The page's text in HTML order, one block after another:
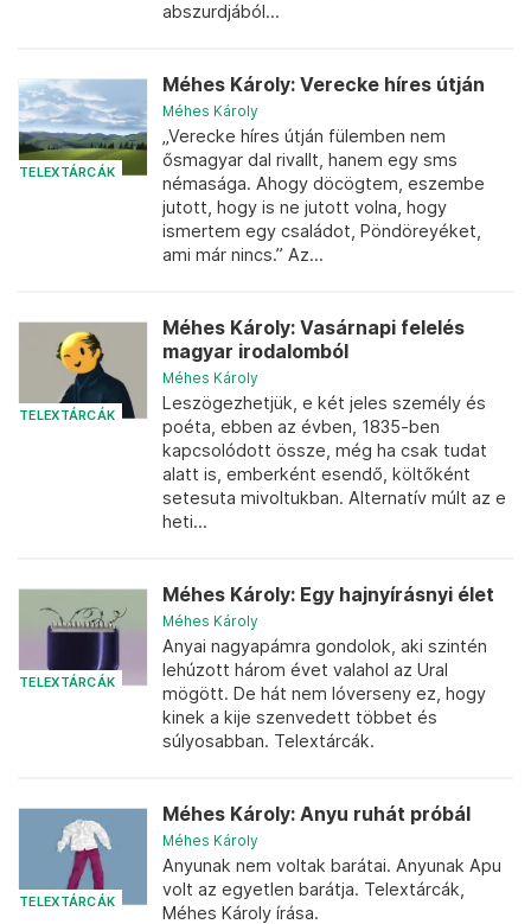
abszurdjából...
TELEXTÁRCÁK
Méhes Károly: Verecke híres útján
Méhes Károly
„Verecke híres útján fülemben nem
ősmagyar dal rivallt, hanem egy sms
némasága. Ahogy döcögtem, eszembe
jutott, hogy is ne jutott volna, hogy
ismertem egy családot, Pöndöreyéket,
ami már nincs.” Az...
TELEXTÁRCÁK
Méhes Károly: Vasárnapi felelés
magyar irodalomból
Méhes Károly
Leszögezhetjük, e két jeles személy és
poéta, ebben az évben, 1835-ben
kapcsolódott össze, még ha csak tudat
alatt is, emberként esendő, költőként
setesuta mivoltukban. Alternatív múlt az e
heti...
TELEXTÁRCÁK
Méhes Károly: Egy hajnyírásnyi élet
Méhes Károly
Anyai nagyapámra gondolok, aki szintén
lehúzott három évet valahol az Ural
mögött. De hát nem lóverseny ez, hogy
kinek a kije szenvedett többet és
súlyosabban. Telextárcák.
TELEXTÁRCÁK
Méhes Károly: Anyu ruhát próbál
Méhes Károly
Anyunak nem voltak barátai. Anyunak Apu
volt az egyetlen barátja. Telextárcák,
Méhes Károly írása.